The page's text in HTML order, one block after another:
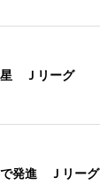
星 Ｊリーグ
発進 Ｊリーグ